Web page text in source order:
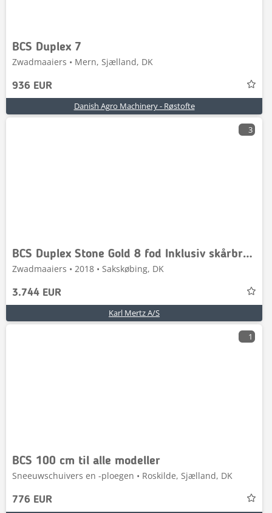
BCS Duplex 7
Zwadmaaiers • Mern, Sjælland, DK
936 EUR
Danish Agro Machinery - Røstofte
3
BCS Duplex Stone Gold 8 fod Inklusiv skårbrædder
Zwadmaaiers • 2018 • Sakskøbing, DK
3.744 EUR
Karl Mertz A/S
1
BCS 100 cm til alle modeller
Sneeuwschuivers en -ploegen • Roskilde, Sjælland, DK
776 EUR